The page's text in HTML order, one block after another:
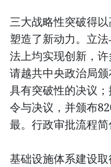
三大战略性突破得
塑造了新动力。立
法上均实现创新，
请越共中央政治局
具有突破性的决议
令与决议，并颁布
最。行政审批流程简
基础设施体系建设